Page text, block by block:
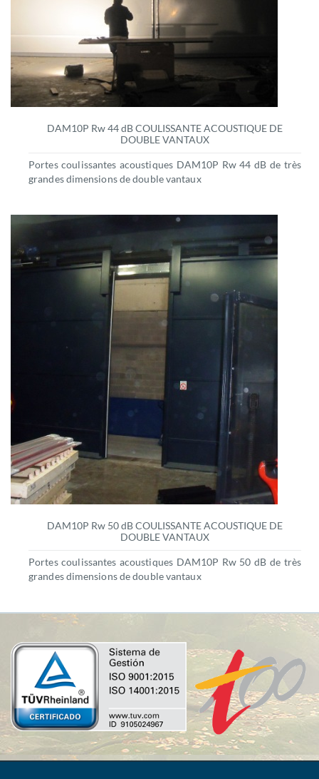
DAM10P Rw 44 dB COULISSANTE ACOUSTIQUE DE
DOUBLE VANTAUX
Portes coulissantes acoustiques DAM10P Rw 44 dB de très
grandes dimensions de double vantaux
DAM10P Rw 50 dB COULISSANTE ACOUSTIQUE DE
DOUBLE VANTAUX
Portes coulissantes acoustiques DAM10P Rw 50 dB de très
grandes dimensions de double vantaux